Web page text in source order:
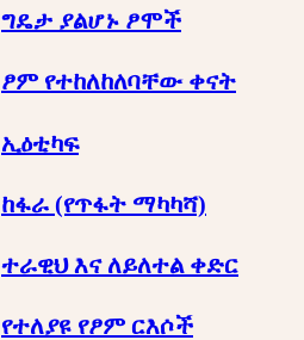
ግዴታ ያልሆኑ ፆሞች
ፆም የተከለከለባቸው ቀናት
ኢዕቲካፍ
ከፋራ (የጥፋት ማካካሻ)
ተራዊህ እና ለይለተል ቀድር
የተለያዩ የፆም ርእሶች